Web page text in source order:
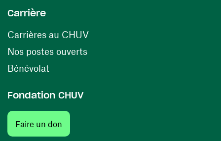
Carrière
Carrières au CHUV(ouvre une nouvelle fenêtre)
Nos postes ouverts(ouvre une nouvelle fenêtre)
Bénévolat
Fondation CHUV
Faire un don